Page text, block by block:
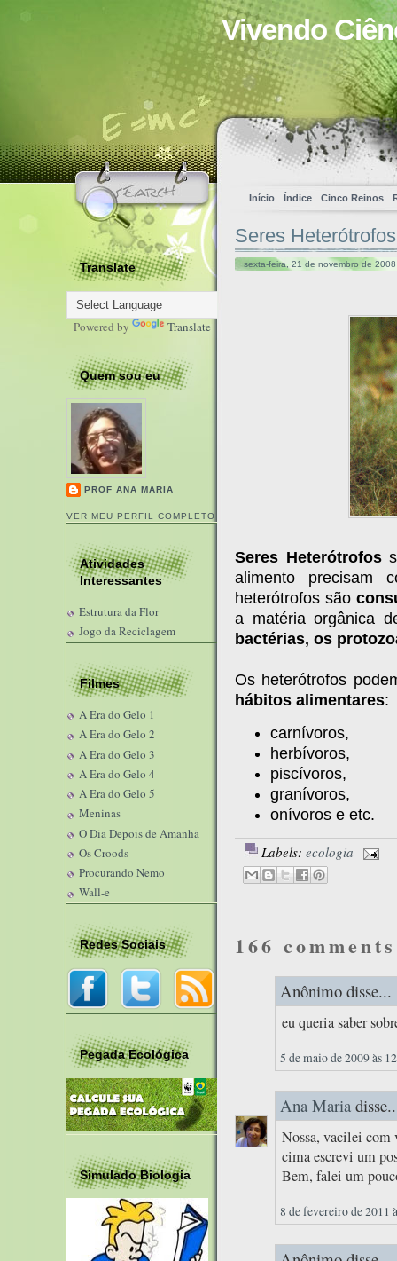
Vivendo
Início Índice Cinco Reinos
Translate
Powered by Translate
Quem sou eu
PROF ANA MARIA
VER MEU PERFIL COMPLETO
Atividades
Interessantes
Estrutura da Flor
Jogo da Reciclagem
Filmes
A Era do Gelo 1
A Era do Gelo 2
A Era do Gelo 3
A Era do Gelo 4
A Era do Gelo 5
Meninas
O Dia Depois de Amanhã
Os Croods
Procurando Nemo
Wall-e
Redes Sociais
Pegada Ecológica
Simulado Biologia
Seres Heterótrofos
sexta-feira, 21 de novembro de
Seres Heterótrofos
alimento precisam
heterótrofos são
a matéria orgânica
bactérias, os
Os heterótrofos
hábitos alimentares:
carnívoros,
herbívoros,
piscívoros,
granívoros,
onívoros e etc.
Labels: ecologia
166
Anônimo disse...
eu queria saber
5 de maio de 2009 às
Ana Maria
Nossa, vacilei com
cima escrevi um
Bem, falei um
8 de fevereiro de 2011